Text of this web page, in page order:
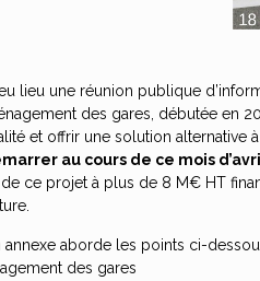
eu lieu une réunion publique
des gares, débutée en
et offrir une solution alternative à
au cours de ce mois
ce projet à plus de 8 M€ HT
annexe aborde les points ci-
des gares